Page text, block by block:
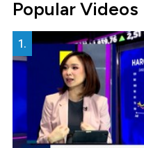
Popular Videos
1.